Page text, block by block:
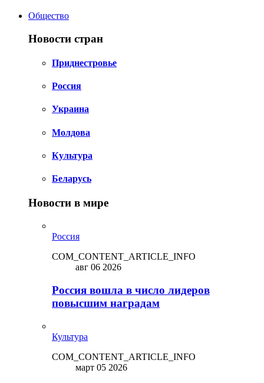
Общество
Новости стран
Приднестровье
Россия
Украина
Молдова
Культура
Беларусь
Новости в мире
Россия
COM_CONTENT_ARTICLE_INFO
авг 06 2026
Россия вошла в число лидеров
повысшим наградам
Культура
COM_CONTENT_ARTICLE_INFO
март 05 2026